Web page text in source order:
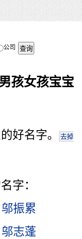
公司
孩女孩宝宝
好名字。 去掉
字：
邬振累
邬志蓬